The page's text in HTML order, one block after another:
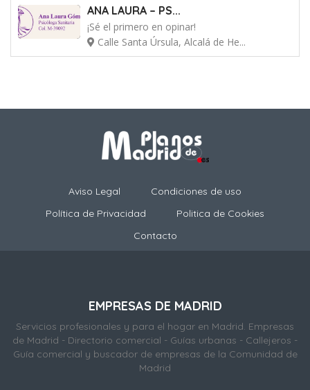
ANA LAURA – PS...
¡Sé el primero en opinar!
Calle Santa Úrsula, Alcalá de He...
Aviso Legal
Condiciones de uso
Política de Privacidad
Politica de Cookies
Contacto
EMPRESAS DE MADRID
Servicios profesionales y para el hogar en Madrid. Empresas
de Madrid - Directorio comercial - Guías urbanas - Callejeros -
Guía comercial y buscador de empresas de la Comunidad de
Madrid